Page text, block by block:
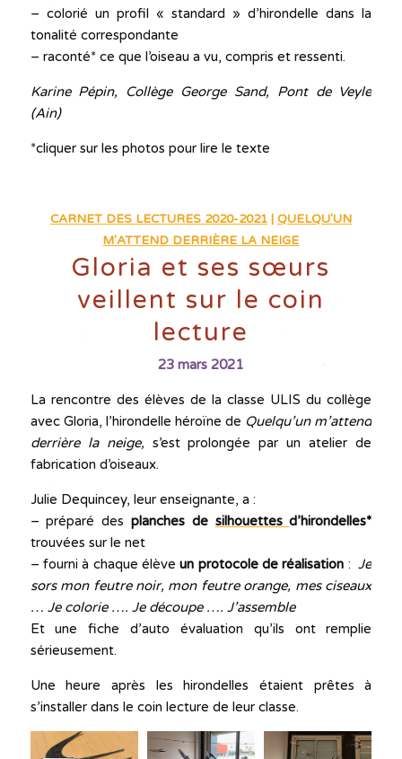
– colorié un profil « standard » d’hirondelle dans la
tonalité correspondante
– raconté* ce que l’oiseau a vu, compris et ressenti.
Karine Pépin, Collège George Sand, Pont de Veyle
(Ain)
*cliquer sur les photos pour lire le texte
CARNET DES LECTURES 2020-2021| QUELQU'UN
M'ATTEND DERRIÈRE LA NEIGE
Gloria et ses sœurs
veillent sur le coin
lecture
23 mars 2021
La rencontre des élèves de la classe ULIS du collège
avec Gloria, l’hirondelle héroïne de Quelqu’un m’attend
derrière la neige, s’est prolongée par un atelier de
fabrication d’oiseaux.
Julie Dequincey, leur enseignante, a :
– préparé des planches de silhouettesd’hirondelles*
trouvées sur le net
– fourni à chaque élèveun protocole de réalisation :Je
sors mon feutre noir, mon feutre orange, mes ciseaux
… Je colorie …. Je découpe …. J’assemble
Et une fiche d’auto évaluation qu’ils ont remplie
sérieusement.
Une heure après les hirondelles étaient prêtes à
s’installer dans le coin lecture de leur classe.